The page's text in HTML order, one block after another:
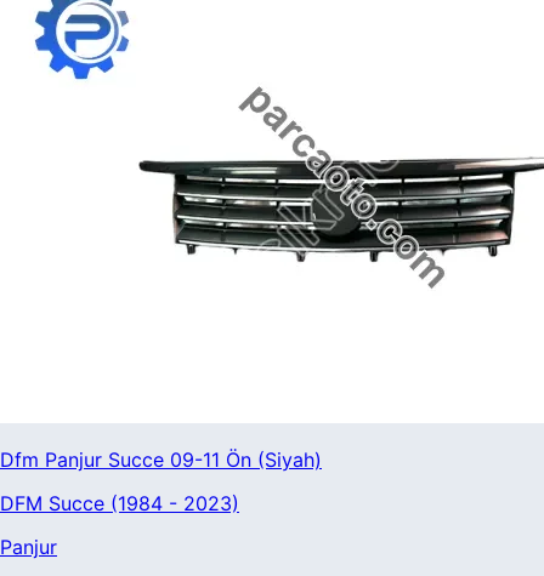
Dfm Panjur Succe 09-11 Ön (Siyah)
DFM Succe (1984 - 2023)
Panjur